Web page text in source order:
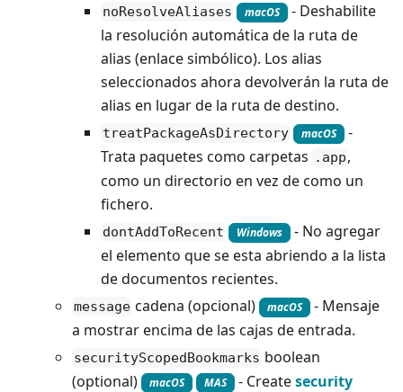
noResolveAliases macOS
- Deshabilite
la resolución automática de la ruta de
alias (enlace simbólico). Los alias
seleccionados ahora devolverán la ruta de
alias en lugar de la ruta de destino.
treatPackageAsDirectory macOS
-
Trata paquetes como carpetas .app,
como un directorio en vez de como un
fichero.
dontAddToRecent Windows
- No agregar
el elemento que se esta abriendo a la lista
de documentos recientes.
message cadena (opcional) macOS
- Mensaje
a mostrar encima de las cajas de entrada.
securityScopedBookmarks boolean
(optional)
macOS MAS - Createsecurity